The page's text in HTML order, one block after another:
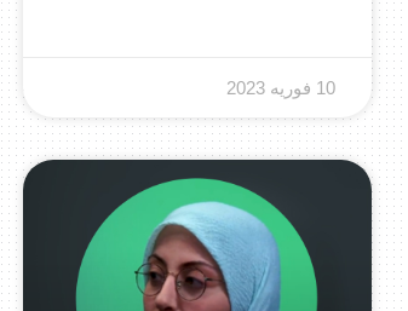
10 فوریه 2023